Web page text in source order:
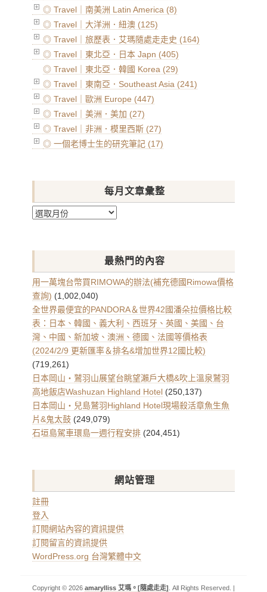
◎ Travel｜南美洲 Latin America (8)
◎ Travel｜大洋洲．紐澳 (125)
◎ Travel｜旅歷表．艾瑪隨處走走史 (164)
◎ Travel｜東北亞．日本 Japn (405)
◎ Travel｜東北亞．韓國 Korea (29)
◎ Travel｜東南亞．Southeast Asia (241)
◎ Travel｜歐洲 Europe (447)
◎ Travel｜美洲．美加 (27)
◎ Travel｜非洲．模里西斯 (27)
◎ 一個老博士生的研究筆記 (17)
每月文章彙整
每
章
整
最熱門的內容
用一萬塊台幣買RIMOWA的辦法(補充德國Rimowa價格
查詢) (1,002,040)
全世界最便宜的PANDORA＆世界42國潘朵拉價格比較
表：日本、韓國、義大利、西班牙、英國、美國、台
灣、中國、新加坡、澳洲、德國、法國等價格表
(2024/2/9 更新匯率＆排名&增加世界12國比較)
(719,261)
日本岡山・鷲羽山展望台眺望瀨戶大橋&吹上溫泉鷲羽
高地飯店Washuzan Highland Hotel (250,137)
日本岡山・兒島鷲羽Highland Hotel現場殺活章魚生魚
片&鬼太鼓 (249,079)
石垣島駕車環島一週行程安排 (204,451)
網站管理
註冊
登入
訂閱網站內容的資訊提供
訂閱留言的資訊提供
WordPress.org 台灣繁體中文
Copyright © 2026 amarylliss 艾瑪。[隨處走走] . All Rights Reserved. |